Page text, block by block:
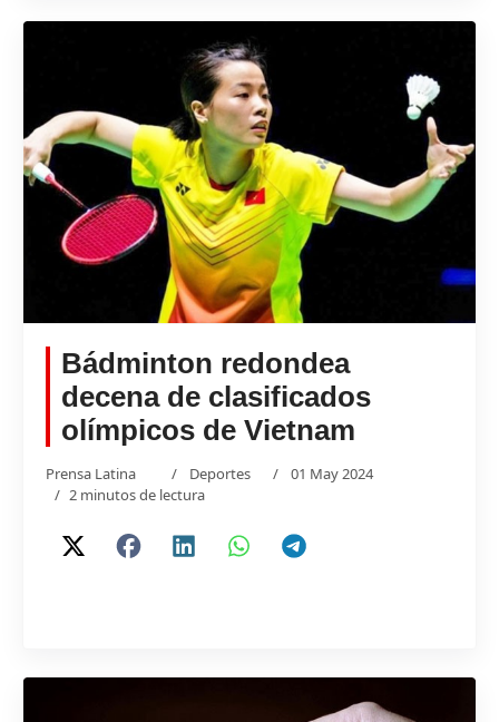
Bádminton redondea
decena de clasificados
olímpicos de Vietnam
Prensa Latina Deportes
01 May 2024
2 minutos de lectura